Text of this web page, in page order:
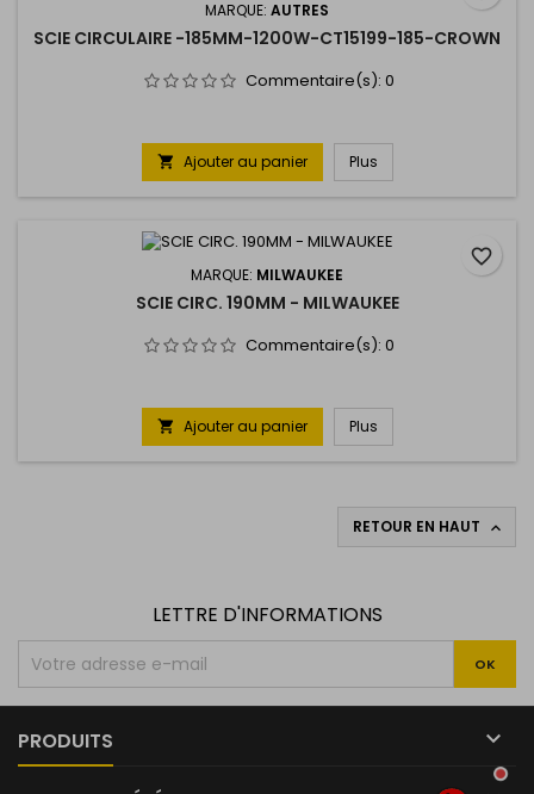
MARQUE: AUTRES
SCIE CIRCULAIRE -185MM-1200W-CT15199-185-CROWN
Commentaire(s): 0
 Ajouter au panier Plus
MARQUE: MILWAUKEE
SCIE CIRC. 190MM - MILWAUKEE
Commentaire(s): 0
 Ajouter au panier Plus
favorite_border
RETOUR EN HAUT 
LETTRE D'INFORMATIONS
PRODUITS 